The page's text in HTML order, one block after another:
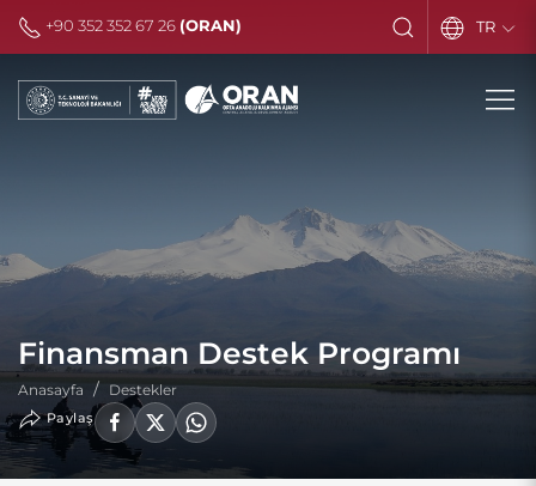
+90 352 352 67 26 (ORAN) TR
Finansman Destek Programı
Anasayfa Destekler
Paylaş